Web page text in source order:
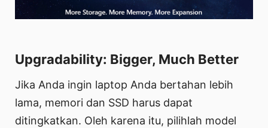
Upgradability: Bigger, Much Better
Jika Anda ingin laptop Anda bertahan lebih
lama, memori dan SSD harus dapat
ditingkatkan. Oleh karena itu, pilihlah model